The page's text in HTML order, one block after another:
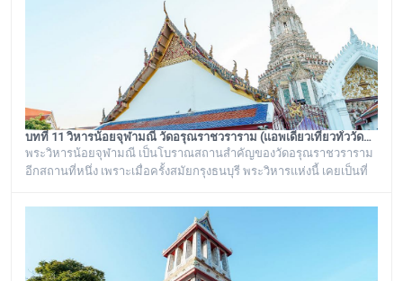
ขึ้นในรัชสมัยพระบาทสมเด็จพระนั่งเกล้าเจ้าอยู่หัว รัชกาลที่ ๓
บทที่ 11 วิหารน้อยจุฬามณี วัดอรุณราชวราราม (แอพเดียวเที่ยวทั่ววัดอรุณ)
พระวิหารน้อยจุฬามณี เป็นโบราณสถานสำคัญของวัดอรุณราชวราราม
อีกสถานที่หนึ่ง เพราะเมื่อครั้งสมัยกรุงธนบุรี พระวิหารแห่งนี้ เคยเป็นที่
ทำพิธีอัญเชิญ ย้ายไปประดิษฐานอยู่ที่ วัดพระศรีรัตนศาสดาราม หรือ วัด